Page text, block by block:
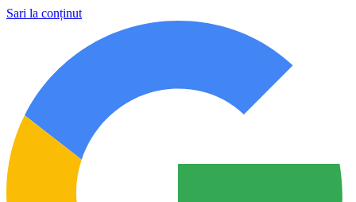
Sari la conținut